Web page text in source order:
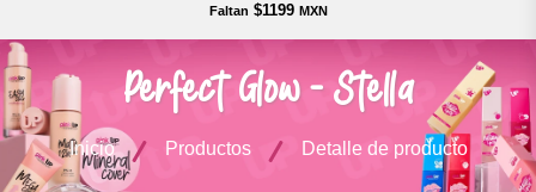
Faltan $1199 MXN
Perfect Glow - Stella
Inicio Productos Detalle de producto